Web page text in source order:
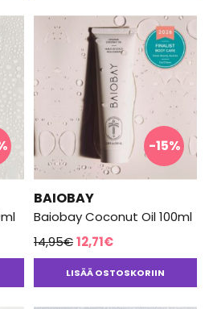
-15%
BAIOBAY
Baiobay Coconut Oil 100ml
14,95€Alkuperäinen
hinta
oli:
12,71€Nykyinen
hinta
on:
LISÄÄ OSTOSKORIIN